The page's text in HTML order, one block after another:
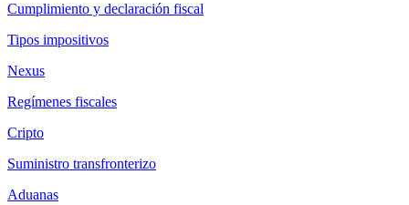
Cumplimiento y declaración fiscal
Tipos impositivos
Nexus
Regímenes fiscales
Cripto
Suministro transfronterizo
Aduanas